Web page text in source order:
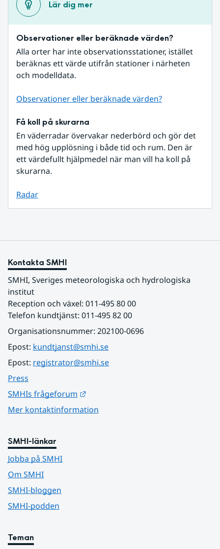
Lär dig mer
Observationer eller beräknade värden?
Alla orter har inte observationsstationer, istället
beräknas ett värde utifrån stationer i närheten
och modelldata.
Observationer eller beräknade värden?
Få koll på skurarna
En väderradar övervakar nederbörd och gör det
med hög upplösning i både tid och rum. Den är
ett värdefullt hjälpmedel när man vill ha koll på
skurarna.
Radar
Kontakta SMHI
SMHI, Sveriges meteorologiska och hydrologiska
institut
Reception och växel: 011-495 80 00
Telefon kundtjänst: 011-495 82 00
Organisationsnummer: 202100-0696
Epost: kundtjanst@smhi.se
Epost: registrator@smhi.se
Press
SMHIs frågeforum
Mer kontaktinformation
SMHI-länkar
Jobba på SMHI
Om SMHI
SMHI-bloggen
SMHI-podden
Teman